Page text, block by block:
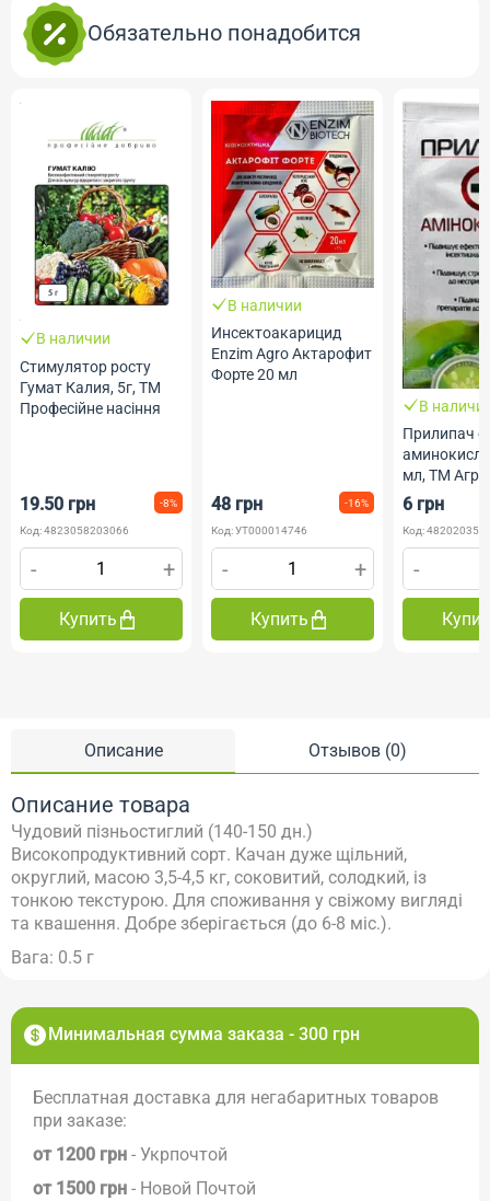
Минимальная сумма заказа - 300 грн
Бесплатная доставка для негабаритных товаров
при заказе:
от 1200 грн - Укрпочтой
от 1500 грн - Новой Почтой
Описание Отзывов (0)
Описание товара
Чудовий пізньостиглий (140-150 дн.)
Високопродуктивний сорт. Качан дуже щільний,
округлий, масою 3,5-4,5 кг, соковитий, солодкий, із
тонкою текстурою. Для споживання у свіжому вигляді
та квашення. Добре зберігається (до 6-8 міс.).
Вага: 0.5 г
Обязательно понадобится
В наличии
Стимулятор росту
Гумат Калия, 5г, ТМ
Професійне насіння
19.50 грн -8%
Код: 4823058203066
- +
Купить
В наличии
Инсектоакарицид
Еnzim Agro Актарофит
Форте 20 мл
48 грн -16%
Код: УТ000014746
- +
Купить
В
Прилипач с
мл, ТМ
6 грн
Код:
-